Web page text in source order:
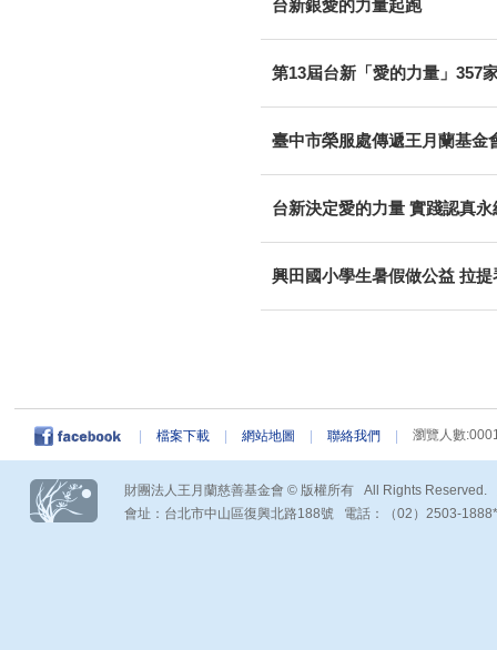
台新銀愛的力量起跑
第13屆台新「愛的力量」357
臺中市榮服處傳遞王月蘭基金
台新決定愛的力量 實踐認真永
興田國小學生暑假做公益 拉
檔案下載 網站地圖 聯絡我們 瀏覽人數
財團法人王月蘭慈善基金會 © 版權所有 All Rights Reserved.
會址：台北市中山區復興北路188號 電話：（02）2503-